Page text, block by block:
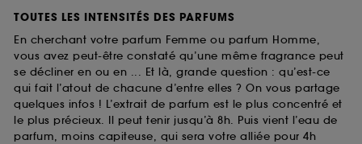
TOUTES LES INTENSITÉS DES PARFUMS
En cherchant votre parfum Femme ou parfum Homme,
vous avez peut-être constaté qu’une même fragrance peut
se décliner en ou en ... Et là, grande question : qu’est-ce
qui fait l’atout de chacune d’entre elles ? On vous partage
quelques infos ! L’extrait de parfum est le plus concentré et
le plus précieux. Il peut tenir jusqu’à 8h. Puis vient l’eau de
parfum, moins capiteuse, qui sera votre alliée pour 4h